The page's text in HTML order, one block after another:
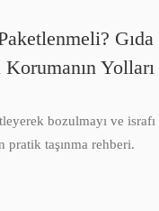
Gıda
Korumanın Yolları
bozulmayı ve israfı
pratik taşınma rehberi.